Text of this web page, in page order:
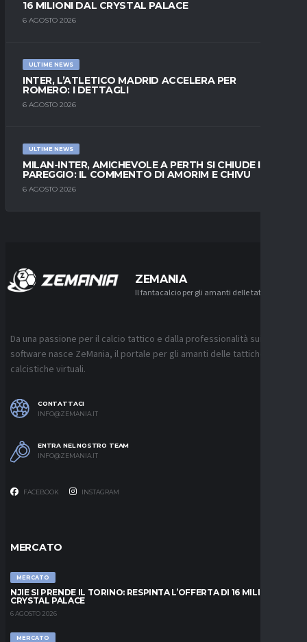
16 MILIONI DAL CRYSTAL PALACE
6 AGOSTO 2026
ULTIME NEWS
INTER, L’ATLETICO MADRID ACCELERA PER
ROMERO: I DETTAGLI
6 AGOSTO 2026
ULTIME NEWS
MILAN-INTER, AMICHEVOLE A PERTH SI CHIUDE IN
PAREGGIO: IL COMMENTO DI AMORIM E CHIVU
6 AGOSTO 2026
ZEMANIA
Il fantacalcio per gli amanti delle tattiche
Da una passione per il calcio tattico e dalla professionalità sui
software nasce ZeMania, il portale per gli amanti delle tattiche
calcistiche virtuali.
CONTATTACI
INFO@ZEMANIA.IT
ENTRA NEL NOSTRO TEAM
INFO@ZEMANIA.IT
FACEBOOK INSTAGRAM
MERCATO
MERCATO
NJIE SI PRENDE IL TORINO: RESPINTA L’OFFERTA DI 16 MILIONI DAL
CRYSTAL PALACE
6 AGOSTO 2026
MERCATO